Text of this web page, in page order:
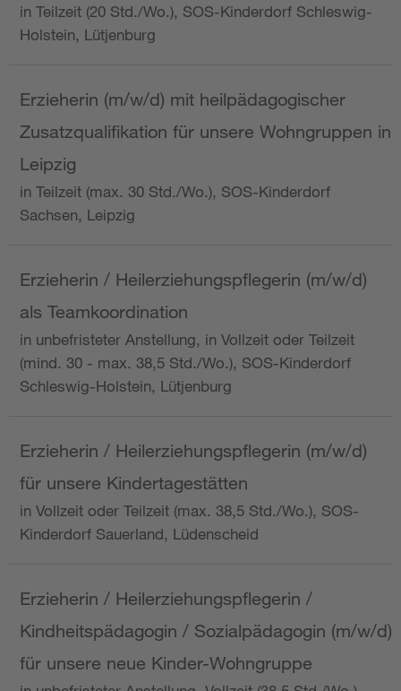
in Teilzeit (20 Std./Wo.), SOS-Kinderdorf Schleswig-
Holstein, Lütjenburg
Erzieherin (m/w/d) mit heilpädagogischer
Zusatzqualifikation für unsere Wohngruppen in
Leipzig
in Teilzeit (max. 30 Std./Wo.), SOS-Kinderdorf
Sachsen, Leipzig
Erzieherin / Heilerziehungspflegerin (m/w/d)
als Teamkoordination
in unbefristeter Anstellung, in Vollzeit oder Teilzeit
(mind. 30 - max. 38,5 Std./Wo.), SOS-Kinderdorf
Schleswig-Holstein, Lütjenburg
Erzieherin / Heilerziehungspflegerin (m/w/d)
für unsere Kindertagestätten
in Vollzeit oder Teilzeit (max. 38,5 Std./Wo.), SOS-
Kinderdorf Sauerland, Lüdenscheid
Erzieherin / Heilerziehungspflegerin /
Kindheitspädagogin / Sozialpädagogin (m/w/d)
für unsere neue Kinder-Wohngruppe